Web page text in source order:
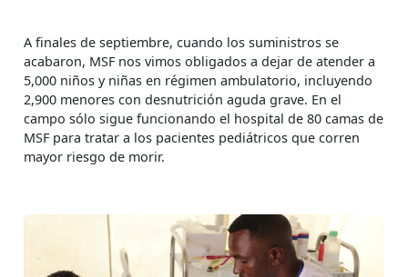
A finales de septiembre, cuando los suministros se
acabaron, MSF nos vimos obligados a dejar de atender a
5,000 niños y niñas en régimen ambulatorio, incluyendo
2,900 menores con desnutrición aguda grave. En el
campo sólo sigue funcionando el hospital de 80 camas de
MSF para tratar a los pacientes pediátricos que corren
mayor riesgo de morir.